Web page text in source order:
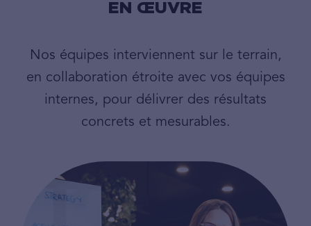
EN ŒUVRE
Nos équipes interviennent sur le terrain,
en collaboration étroite avec vos équipes
internes, pour délivrer des résultats
concrets et mesurables.